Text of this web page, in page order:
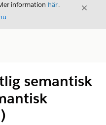
information här.
Stäng
semantisk